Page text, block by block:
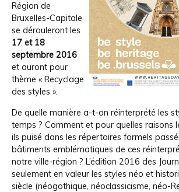
Région de
Bruxelles-Capitale
se dérouleront les
17 et 18
septembre 2016
et auront pour
thème « Recyclage
des styles ».
De quelle manière a-t-on réinterprété les
temps ? Comment et pour quelles raisons
ils puisé dans les répertoires formels
bâtiments emblématiques de ces
notre ville-région ? L’édition 2016 des
seulement en valeur les styles néo et
siècle (néogothique, néoclassicisme, néo-